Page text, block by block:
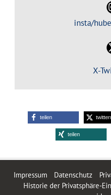
insta/
X-
teilen
teilen
Impressum Datenschutz
Historie der Privatsphäre-